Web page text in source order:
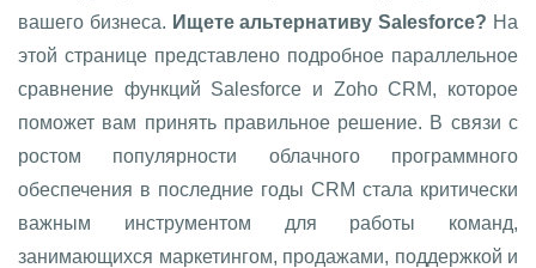
вашего бизнеса. Ищете альтернативу Salesforce? На
этой странице представлено подробное параллельное
сравнение функций Salesforce и Zoho CRM, которое
поможет вам принять правильное решение. В связи с
ростом популярности облачного программного
обеспечения в последние годы CRM стала критически
важным инструментом для работы команд,
занимающихся маркетингом, продажами, поддержкой и